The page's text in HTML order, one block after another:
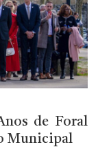
de Foral
Municipal